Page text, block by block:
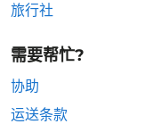
旅行社
需要帮忙?
协助
运送条款